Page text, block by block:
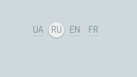
UA RU EN FR